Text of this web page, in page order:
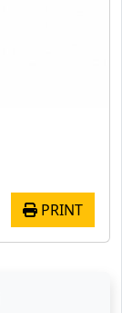
PRINT